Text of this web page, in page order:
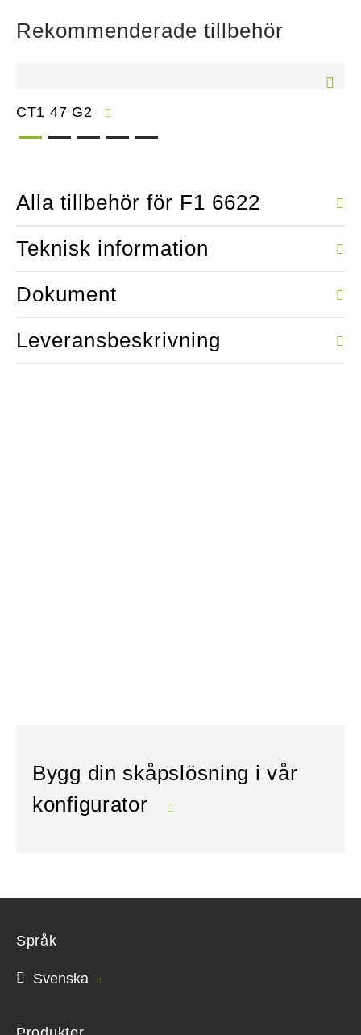
Rekommenderade tillbehör
CT1 47 G2
Alla tillbehör för F1 6622
Teknisk information
Dokument
Leveransbeskrivning
Bygg din skåpslösning i vår
konfigurator
Språk
Svenska